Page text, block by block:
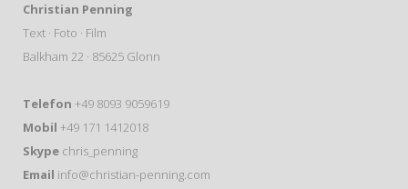
Christian Penning
Text · Foto · Film
Balkham 22 · 85625 Glonn
Telefon +49 8093 9059619
Mobil +49 171 1412018
Skype chris_penning
Email info@christian-penning.com